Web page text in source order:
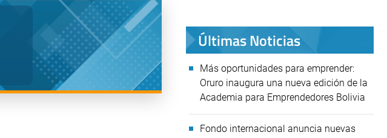
Últimas Noticias
Más oportunidades para emprender:
Oruro inaugura una nueva edición de la
Academia para Emprendedores Bolivia
Fondo internacional anuncia nuevas